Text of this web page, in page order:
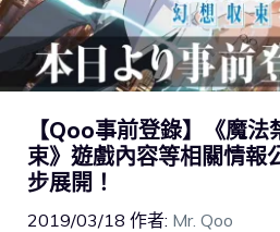
【Qoo事前登錄】《魔
束》遊戲內容等相關情報
步展開！
2019/03/18 作者: Mr. Qoo